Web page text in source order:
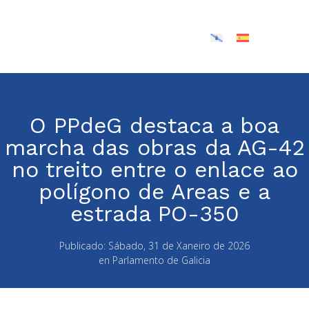
O PPdeG destaca a boa
marcha das obras da AG-42
no treito entre o enlace ao
polígono de Areas e a
estrada PO-350
Publicado: Sábado, 31 de Xaneiro de 2026
en Parlamento de Galicia